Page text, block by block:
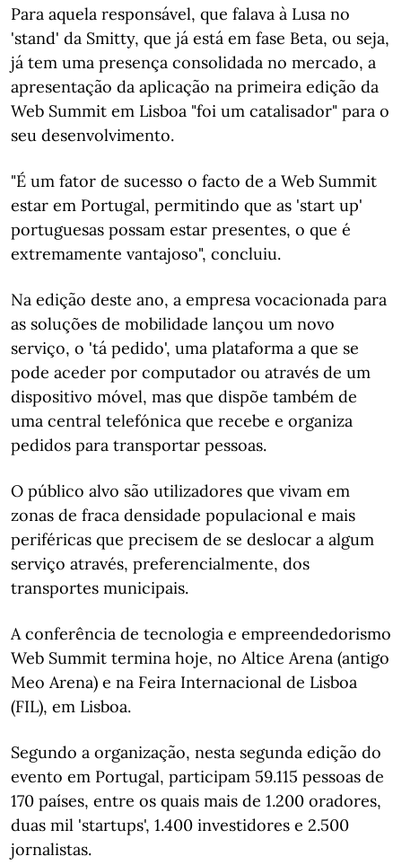
Para aquela responsável, que falava à Lusa no
'stand' da Smitty, que já está em fase Beta, ou seja,
já tem uma presença consolidada no mercado, a
apresentação da aplicação na primeira edição da
Web Summit em Lisboa "foi um catalisador" para o
seu desenvolvimento.
"É um fator de sucesso o facto de a Web Summit
estar em Portugal, permitindo que as 'start up'
portuguesas possam estar presentes, o que é
extremamente vantajoso", concluiu.
Na edição deste ano, a empresa vocacionada para
as soluções de mobilidade lançou um novo
serviço, o 'tá pedido', uma plataforma a que se
pode aceder por computador ou através de um
dispositivo móvel, mas que dispõe também de
uma central telefónica que recebe e organiza
pedidos para transportar pessoas.
O público alvo são utilizadores que vivam em
zonas de fraca densidade populacional e mais
periféricas que precisem de se deslocar a algum
serviço através, preferencialmente, dos
transportes municipais.
A conferência de tecnologia e empreendedorismo
Web Summit termina hoje, no Altice Arena (antigo
Meo Arena) e na Feira Internacional de Lisboa
(FIL), em Lisboa.
Segundo a organização, nesta segunda edição do
evento em Portugal, participam 59.115 pessoas de
170 países, entre os quais mais de 1.200 oradores,
duas mil 'startups', 1.400 investidores e 2.500
jornalistas.